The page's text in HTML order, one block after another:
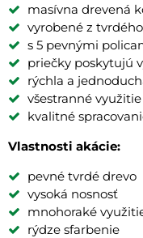
masívna drevená
vyrobené z
s 5 pevnými
priečky poskytujú
rýchla a
všestranné využitie
kvalitné
Vlastnosti akácie:
pevné tvrdé drevo
vysoká nosnosť
mnohoraké
rýdze sfarbenie